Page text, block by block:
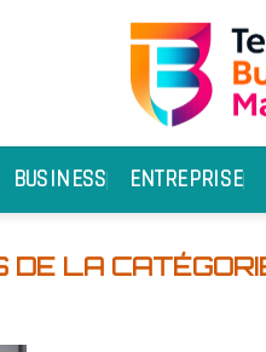
BUSINESS ENTREPRISE